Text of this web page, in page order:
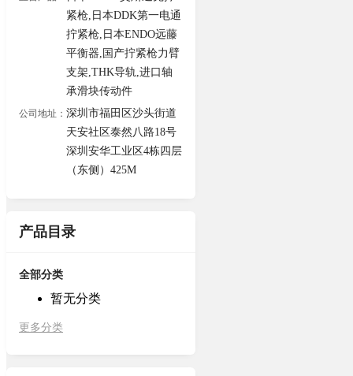
紧枪,日本DDK第一电通
拧紧枪,日本ENDO远藤
平衡器,国产拧紧枪力臂
支架,THK导轨,进口轴
承滑块传动件
公司地址： 深圳市福田区沙头街道
天安社区泰然八路18号
深圳安华工业区4栋四层
（东侧）425M
产品目录
全部分类
暂无分类
更多分类